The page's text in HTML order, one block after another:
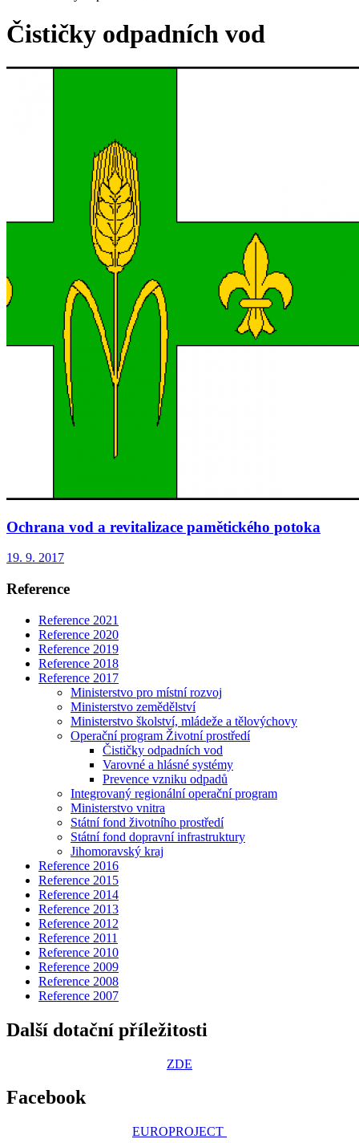
Čističky odpadních vod
Ochrana vod a revitalizace pamětického potoka
19. 9. 2017
Reference
Reference 2021
Reference 2020
Reference 2019
Reference 2018
Reference 2017
Ministerstvo pro místní rozvoj
Ministerstvo zemědělství
Ministerstvo školství, mládeže a tělovýchovy
Operační program Životní prostředí
Čističky odpadních vod
Varovné a hlásné systémy
Prevence vzniku odpadů
Integrovaný regionální operační program
Ministerstvo vnitra
Státní fond životního prostředí
Státní fond dopravní infrastruktury
Jihomoravský kraj
Reference 2016
Reference 2015
Reference 2014
Reference 2013
Reference 2012
Reference 2011
Reference 2010
Reference 2009
Reference 2008
Reference 2007
Další dotační příležitosti
ZDE
Facebook
EUROPROJECT